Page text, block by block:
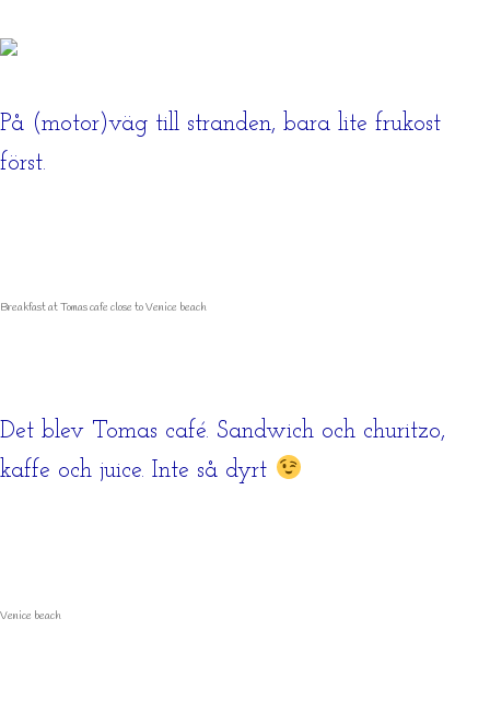
På (motor)väg till stranden, bara lite frukost
först.
Breakfast at Tomas cafe close to Venice beach
Det blev Tomas café. Sandwich och churitzo,
kaffe och juice. Inte så dyrt
Venice beach